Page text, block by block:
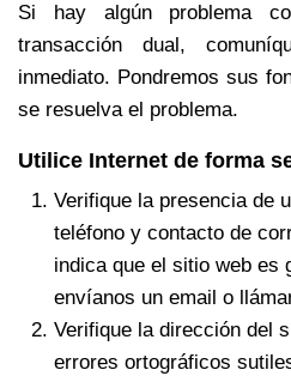
Si hay algún problema
transacción dual,
inmediato. Pondremos sus
se resuelva el problema.
Utilice Internet de forma
Verifique la presencia de
teléfono y contacto de
indica que el sitio web es
envíanos un email o
Verifique la dirección del
errores ortográficos